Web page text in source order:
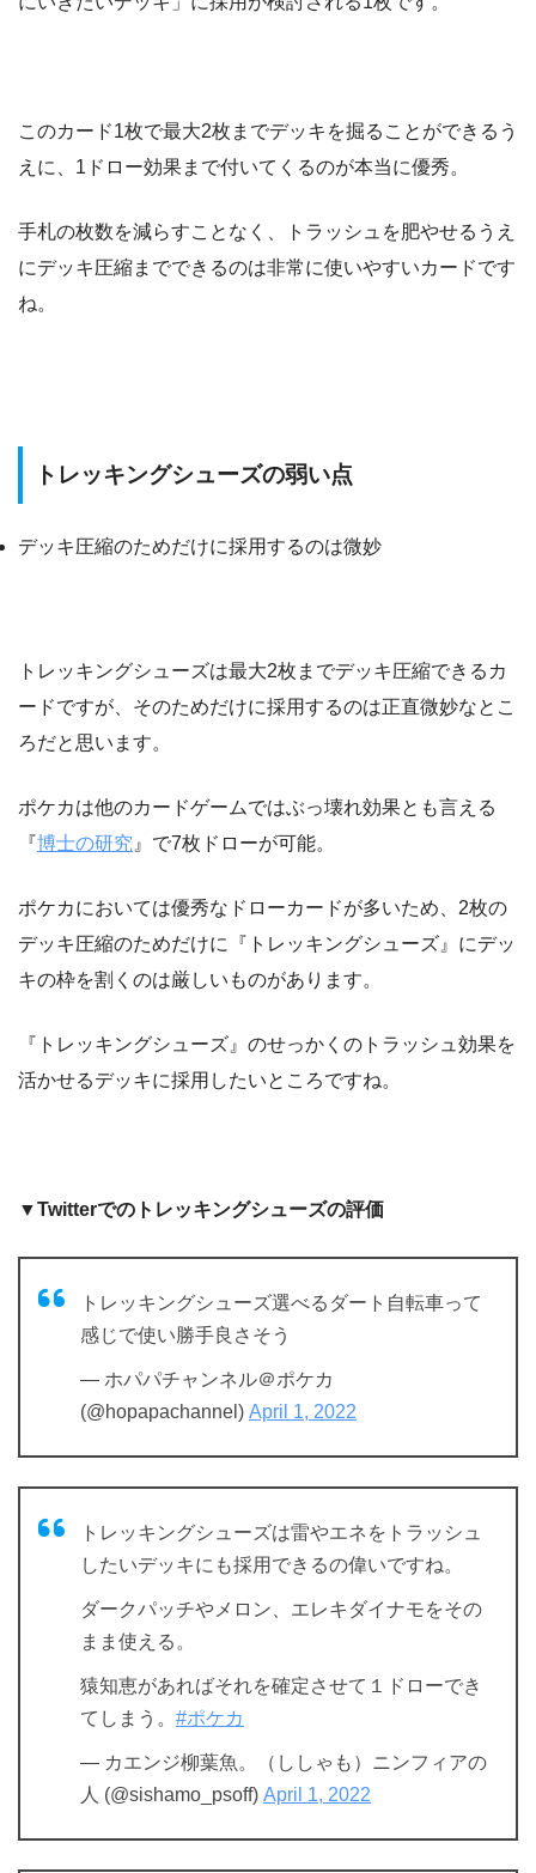
このカード1枚で最大2枚までデッキを掘ることができるう
えに、1ドロー効果まで付いてくるのが本当に優秀。
手札の枚数を減らすことなく、トラッシュを肥やせるうえ
にデッキ圧縮までできるのは非常に使いやすいカードです
ね。
トレッキングシューズの弱い点
デッキ圧縮のためだけに採用するのは微妙
トレッキングシューズは最大2枚までデッキ圧縮できるカ
ードですが、そのためだけに採用するのは正直微妙なとこ
ろだと思います。
ポケカは他のカードゲームではぶっ壊れ効果とも言える
『博士の研究 』で7枚ドローが可能。
ポケカにおいては優秀なドローカードが多いため、2枚の
デッキ圧縮のためだけに『トレッキングシューズ』にデッ
キの枠を割くのは厳しいものがあります。
『トレッキングシューズ』のせっかくのトラッシュ効果を
活かせるデッキに採用したいところですね。
▼Twitterでのトレッキングシューズの評価
トレッキングシューズ選べるダート自転車って
感じで使い勝手良さそう
— ホパパチャンネル＠ポケカ
(@hopapachannel) April 1, 2022
トレッキングシューズは雷やエネをトラッシュ
したいデッキにも採用できるの偉いですね。
ダークパッチやメロン、エレキダイナモをその
まま使える。
猿知恵があればそれを確定させて１ドローでき
てしまう。 #ポケカ
— カエンジ柳葉魚。（ししゃも）ニンフィアの
人 (@sishamo_psoff) April 1, 2022